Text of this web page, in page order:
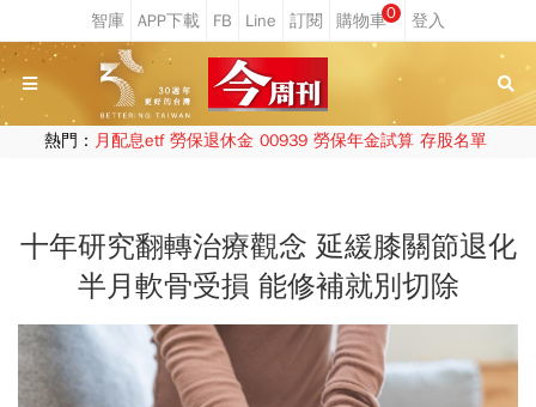
0
熱門： 月配息etf 勞保退休金 00939 勞保年金試算 存股名單
十年研究翻轉治療觀念 延緩膝關節退化
半月軟骨受損 能修補就別切除